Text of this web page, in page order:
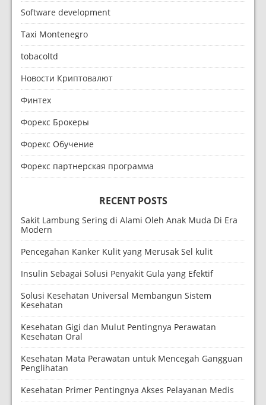
Software development
Taxi Montenegro
tobacoltd
Новости Криптовалют
Финтех
Форекс Брокеры
Форекс Обучение
Форекс партнерская программа
RECENT POSTS
Sakit Lambung Sering di Alami Oleh Anak Muda Di Era
Modern
Pencegahan Kanker Kulit yang Merusak Sel kulit
Insulin Sebagai Solusi Penyakit Gula yang Efektif
Solusi Kesehatan Universal Membangun Sistem
Kesehatan
Kesehatan Gigi dan Mulut Pentingnya Perawatan
Kesehatan Oral
Kesehatan Mata Perawatan untuk Mencegah Gangguan
Penglihatan
Kesehatan Primer Pentingnya Akses Pelayanan Medis